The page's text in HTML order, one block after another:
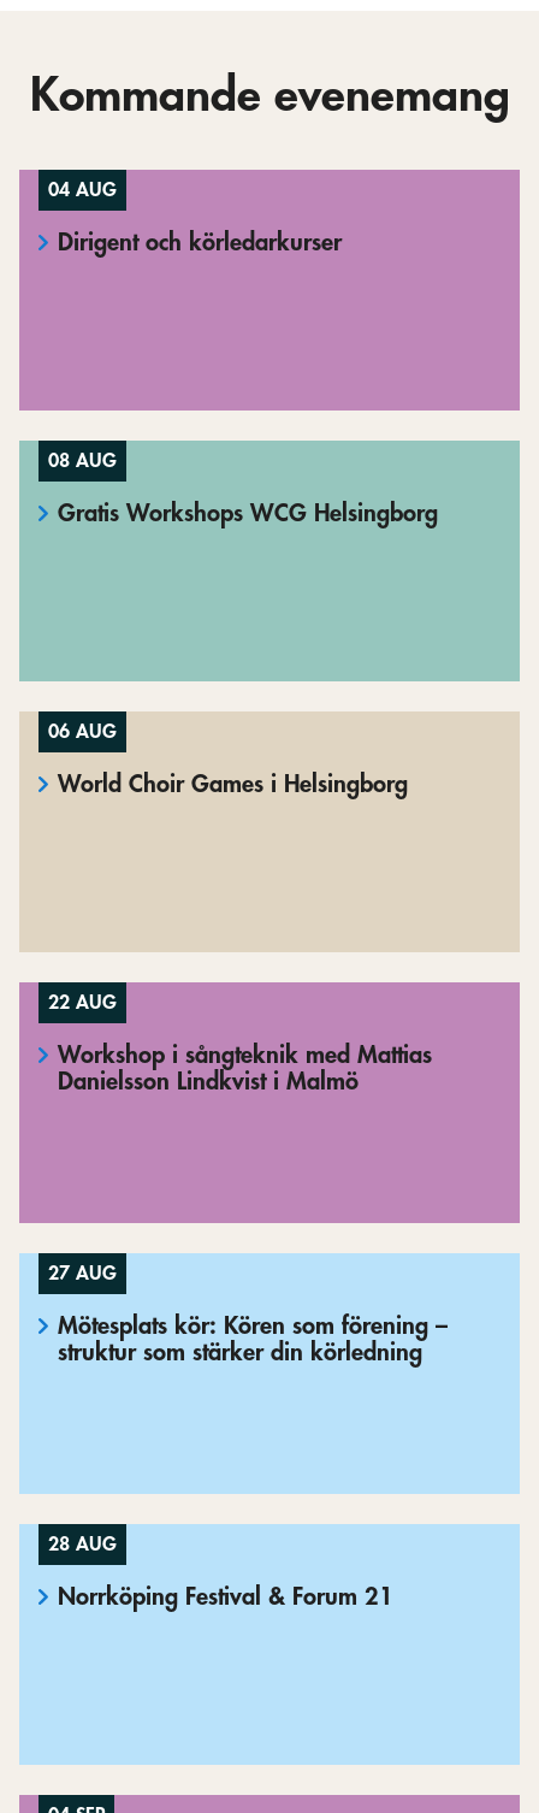
Kommande evenemang
04 AUG
Dirigent och körledarkurser
08 AUG
Gratis Workshops WCG Helsingborg
06 AUG
World Choir Games i Helsingborg
22 AUG
Workshop i sångteknik med Mattias
Danielsson Lindkvist i Malmö
27 AUG
Mötesplats kör: Kören som förening –
struktur som stärker din körledning
28 AUG
Norrköping Festival & Forum 21